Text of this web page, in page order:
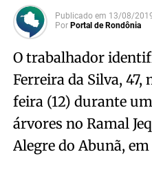
Publicado em 13/08/
Por Portal de Rondônia
O trabalhador
Ferreira da Silva,
feira (12) durante
árvores no Ramal
Alegre do Abunã,